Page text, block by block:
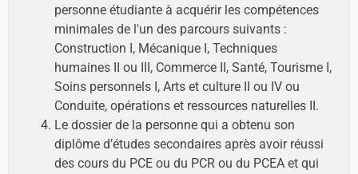
personne étudiante à acquérir les compétences
minimales de l'un des parcours suivants :
Construction I, Mécanique I, Techniques
humaines II ou III, Commerce II, Santé, Tourisme I,
Soins personnels I, Arts et culture II ou IV ou
Conduite, opérations et ressources naturelles II.
Le dossier de la personne qui a obtenu son
diplôme d’études secondaires après avoir réussi
des cours du PCE ou du PCR ou du PCEA et qui